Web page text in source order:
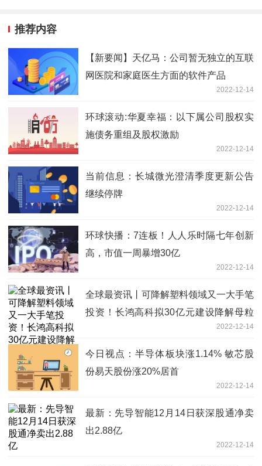
推荐内容
【新要闻】天亿马：公司暂无独立的互联
网医院和家庭医生方面的软件产品
2022-12-14
环球滚动:华夏幸福：以下属公司股权实
施债务重组及股权激励
2022-12-14
当前信息：长城微光澄清季度更新公告
继续停牌
2022-12-14
环球快播：7连板！人人乐时隔七年创新
高，市值一周暴增30亿
2022-12-14
全球最资讯丨可降解塑料领域又一大手笔
投资！长鸿高科拟30亿元建设降解母粒
2022-12-14
今日视点：半导体板块涨1.14% 敏芯股
份易天股份涨20%居首
2022-12-14
最新：先导智能12月14日获深股通净卖
出2.88亿
2022-12-14